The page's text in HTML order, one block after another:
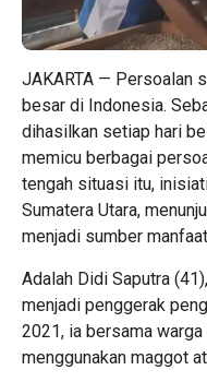
JAKARTA — Persoalan
besar di Indonesia.
dihasilkan setiap hari
memicu berbagai
tengah situasi itu,
Sumatera Utara,
menjadi sumber
Adalah Didi Saputra
menjadi penggerak
2021, ia bersama
menggunakan maggot